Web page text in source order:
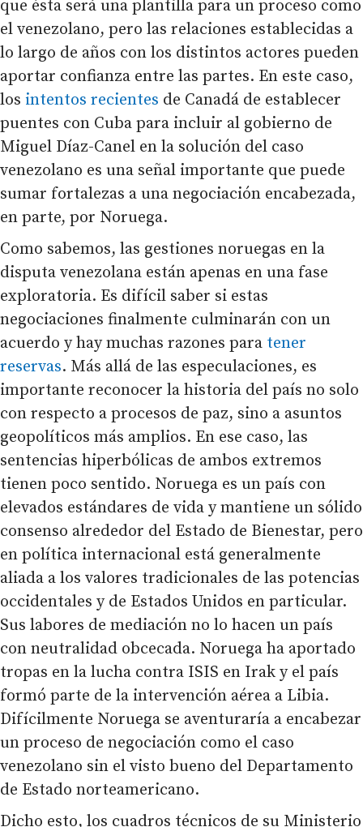
que ésta será una plantilla para un proceso como
el venezolano, pero las relaciones establecidas a
lo largo de años con los distintos actores pueden
aportar confianza entre las partes. En este caso,
los intentos recientes de Canadá de establecer
puentes con Cuba para incluir al gobierno de
Miguel Díaz-Canel en la solución del caso
venezolano es una señal importante que puede
sumar fortalezas a una negociación encabezada,
en parte, por Noruega.
Como sabemos, las gestiones noruegas en la
disputa venezolana están apenas en una fase
exploratoria. Es difícil saber si estas
negociaciones finalmente culminarán con un
acuerdo y hay muchas razones para tener
reservas. Más allá de las especulaciones, es
importante reconocer la historia del país no solo
con respecto a procesos de paz, sino a asuntos
geopolíticos más amplios. En ese caso, las
sentencias hiperbólicas de ambos extremos
tienen poco sentido. Noruega es un país con
elevados estándares de vida y mantiene un sólido
consenso alrededor del Estado de Bienestar, pero
en política internacional está generalmente
aliada a los valores tradicionales de las potencias
occidentales y de Estados Unidos en particular.
Sus labores de mediación no lo hacen un país
con neutralidad obcecada. Noruega ha aportado
tropas en la lucha contra ISIS en Irak y el país
formó parte de la intervención aérea a Libia.
Difícilmente Noruega se aventuraría a encabezar
un proceso de negociación como el caso
venezolano sin el visto bueno del Departamento
de Estado norteamericano.
Dicho esto, los cuadros técnicos de su Ministerio